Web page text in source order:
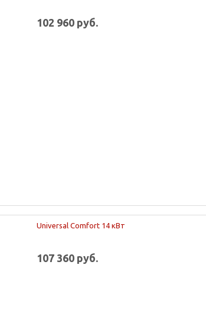
102 960 руб.
Universal Comfort 14 кВт
107 360 руб.